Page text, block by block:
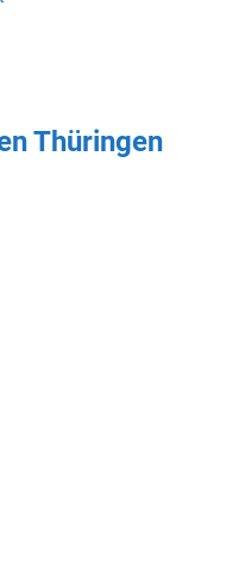
Thüringen